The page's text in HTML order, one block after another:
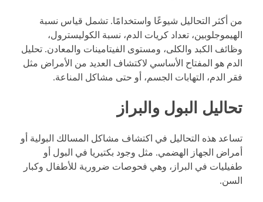
من أكثر التحاليل شيوعًا واستخدامًا. تشمل قياس نسبة
الهيموجلوبين، تعداد كريات الدم، نسبة الكوليسترول،
وظائف الكبد والكلى، ومستوى الفيتامينات والمعادن. تحليل
الدم هو المفتاح الأساسي لاكتشاف العديد من الأمراض مثل
فقر الدم، التهابات الجسم، أو حتى مشاكل المناعة.
تحاليل البول والبراز
تساعد هذه التحاليل في اكتشاف مشاكل المسالك البولية أو
أمراض الجهاز الهضمي. مثل وجود بكتيريا في البول أو
طفيليات في البراز، وهي فحوصات ضرورية للأطفال وكبار
السن.